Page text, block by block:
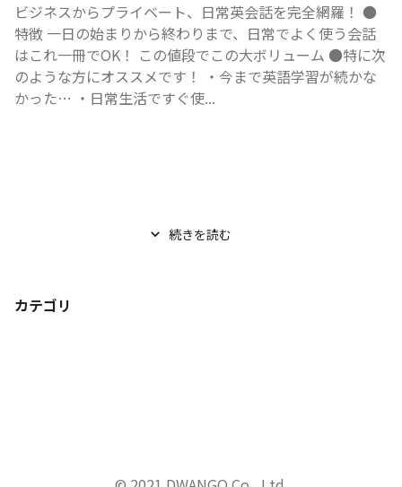
ビジネスからプライベート、日常英会話を完全網羅！ ●
特徴 一日の始まりから終わりまで、日常でよく使う会話
はこれ一冊でOK！ この値段でこの大ボリューム ●特に次
のような方にオススメです！ ・今まで英語学習が続かな
かった… ・日常生活ですぐ使...
続きを読む
カテゴリ